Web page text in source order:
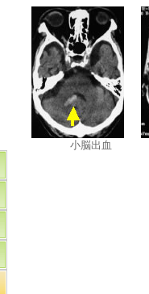
小脳出血